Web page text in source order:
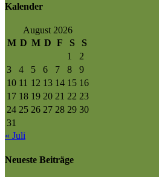
Kalender
August 2026
M D M D F S
S
1
2
3
4 5 6 7 8
9
10 11 12 13 14 15 16
17 18 19 20 21 22 23
24 25 26 27 28 29 30
31
« Juli
Neueste Beiträge